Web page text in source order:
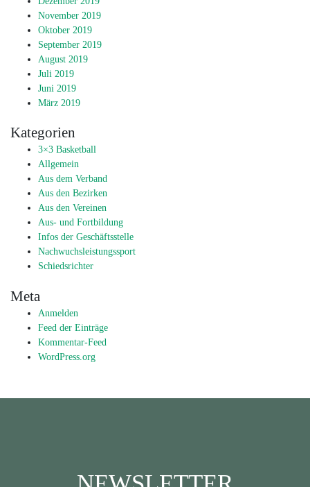
November 2019
Oktober 2019
September 2019
August 2019
Juli 2019
Juni 2019
März 2019
Kategorien
3×3 Basketball
Allgemein
Aus dem Verband
Aus den Bezirken
Aus den Vereinen
Aus- und Fortbildung
Infos der Geschäftsstelle
Nachwuchsleistungssport
Schiedsrichter
Meta
Anmelden
Feed der Einträge
Kommentar-Feed
WordPress.org